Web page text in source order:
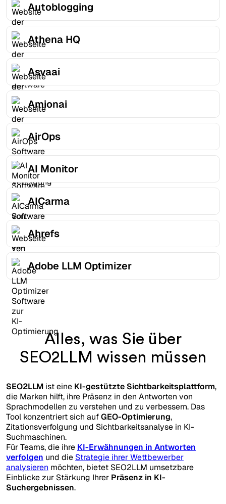
Autoblogging
Athena HQ
Asvaai
Amionai
AirOps
AI Monitor
AICarma
Ahrefs
Adobe LLM Optimizer
Alles, was Sie über
SEO2LLM wissen müssen
SEO2LLM ist eine KI-gestützte Sichtbarkeitsplattform,
die Marken hilft, ihre Präsenz in den Antworten von
Sprachmodellen zu verstehen und zu verbessern. Das
Tool konzentriert sich aufGEO-Optimierung,
Zitationsverfolgung und Sichtbarkeitsanalyse in KI-
Suchmaschinen.
Für Teams, die ihre KI-Erwähnungen in Antworten
verfolgen und die Strategie ihrer Wettbewerber
analysieren möchten, bietet SEO2LLM umsetzbare
Einblicke zur Stärkung Ihrer Präsenz in KI-
Suchergebnissen.